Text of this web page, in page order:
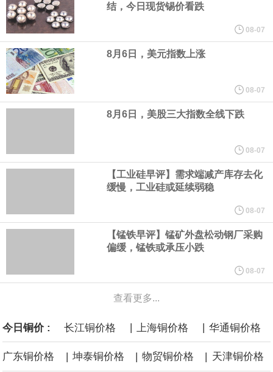
缓解霍尔木兹海峡航运压力的协议进行谈判。尽管胡塞武装的威胁
危及了经由红海向东运输原油的替代路线，但沙特方面仍下调了价
格。
美国国会预算办公室5日发布的报告估算，美国总统特朗普要求打造
的海军全新核动力“黄金舰队”可能需要在今后数十年间支出约2750
亿美元。其中，首艘“特朗普级”战列舰“无畏”号预估造价比原来至少
芝加哥期权交易所全球市场公司（CBOE GLOBAL MARKETS
INC）：CBOE 欧洲清算所将于 8 月 24 日起，将证券融资交易清算
业务拓展至固定收益品类。
周四，亚洲科技股下跌，跟随隔夜交易中回调的美国同行，凸显了
全球科技股波动性的加剧。 日本市场中，软银股价收盘下跌4.4%，
结，今日现货锡价看跌
08-07
8月6日，美元指数上涨
08-07
8月6日，美股三大指数全线下跌
08-07
【工业硅早评】需求端减产库存去化
缓慢，工业硅或延续弱稳
08-07
【锰铁早评】锰矿外盘松动钢厂采购
偏缓，锰铁或承压小跌
08-07
查看更多...
今日铜价 : 长江铜价格 | 上海铜价格 | 华通铜价格
广东铜价格 | 坤泰铜价格 | 物贸铜价格 | 天津铜价格